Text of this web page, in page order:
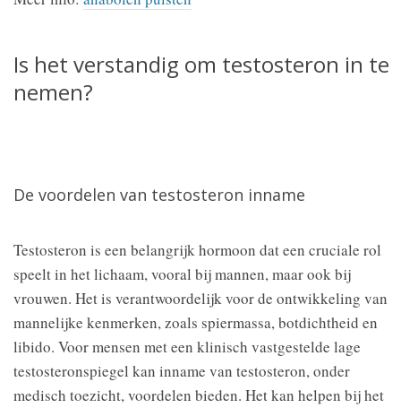
Is het verstandig om testosteron in te
nemen?
De voordelen van testosteron inname
Testosteron is een belangrijk hormoon dat een cruciale rol
speelt in het lichaam, vooral bij mannen, maar ook bij
vrouwen. Het is verantwoordelijk voor de ontwikkeling van
mannelijke kenmerken, zoals spiermassa, botdichtheid en
libido. Voor mensen met een klinisch vastgestelde lage
testosteronspiegel kan inname van testosteron, onder
medisch toezicht, voordelen bieden. Het kan helpen bij het